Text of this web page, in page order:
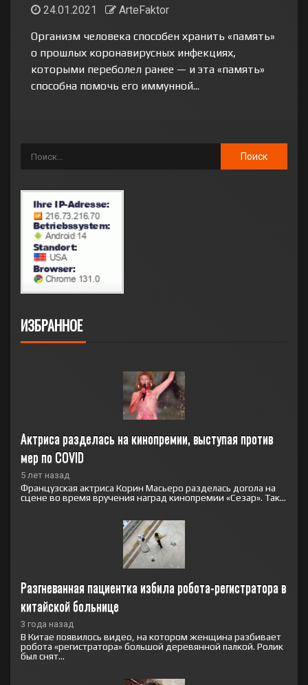
24.01.2021
ArteFaktor
Организм человека способен хранить «память»
о прошлых коронавирусных инфекциях,
которыми переболел ранее — и эта «память»
способна помочь его иммунной...
ИЗБРАННОЕ
Актриса разделась на кинопремии, выступая против
мер по COVID
5 лет назад
Французская актриса Корин Масьеро разделась догола на
сцене во время вручения наград кинопремии «Сезар». Так...
Разгневанная пациентка избила робота-регистратора в
китайской больнице
3 года назад
В Китае появилось видео, на котором женщина разбивает
робота «регистратора» большой деревянной палкой. Ролик
был снят...